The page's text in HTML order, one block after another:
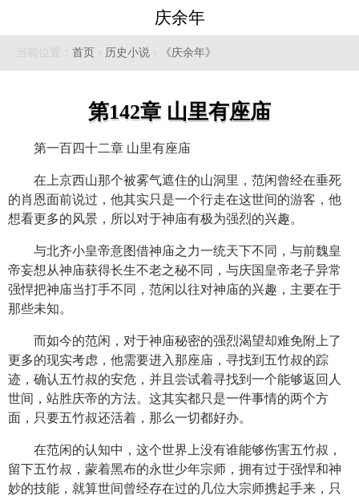
庆余年
当前位置： 首页 › 历史小说 › 《庆余年》
第142章 山里有座庙
第一百四十二章 山里有座庙
在上京西山那个被雾气遮住的山洞里，范闲曾经在垂死
的肖恩面前说过，他其实只是一个行走在这世间的游客，他
想看更多的风景，所以对于神庙有极为强烈的兴趣。
与北齐小皇帝意图借神庙之力一统天下不同，与前魏皇
帝妄想从神庙获得长生不老之秘不同，与庆国皇帝老子异常
强悍把神庙当打手不同，范闲以往对神庙的兴趣，主要在于
那些未知。
而如今的范闲，对于神庙秘密的强烈渴望却难免附上了
更多的现实考虑，他需要进入那座庙，寻找到五竹叔的踪
迹，确认五竹叔的安危，并且尝试着寻找到一个能够返回人
世间，站胜庆帝的方法。这其实都只是一件事情的两个方
面，只要五竹叔还活着，那么一切都好办。
在范闲的认知中，这个世界上没有谁能够伤害五竹叔，
留下五竹叔，蒙着黑布的永世少年宗师，拥有过于强悍和神
妙的技能，就算世间曾经存在过的几位大宗师携起手来，只